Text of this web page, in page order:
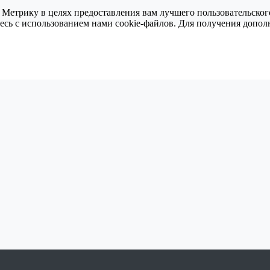
в целях предоставления вам лучшего
с использованием нами cookie-файлов. Для получения